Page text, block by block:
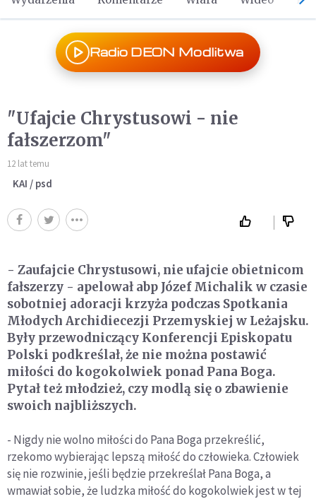
Radio DEON Modlitwa
"Ufajcie Chrystusowi - nie
fałszerzom"
12 lat temu
KAI / psd
- Zaufajcie Chrystusowi, nie ufajcie obietnicom
fałszerzy - apelował abp Józef Michalik w czasie
sobotniej adoracji krzyża podczas Spotkania
Młodych Archidiecezji Przemyskiej w Leżajsku.
Były przewodniczący Konferencji Episkopatu
Polski podkreślał, że nie można postawić
miłości do kogokolwiek ponad Pana Boga.
Pytał też młodzież, czy modlą się o zbawienie
swoich najbliższych.
- Nigdy nie wolno miłości do Pana Boga przekreślić,
rzekomo wybierając lepszą miłość do człowieka. Człowiek
się nie rozwinie, jeśli będzie przekreślał Pana Boga, a
wmawiał sobie, że ludzka miłość do kogokolwiek jest w tej